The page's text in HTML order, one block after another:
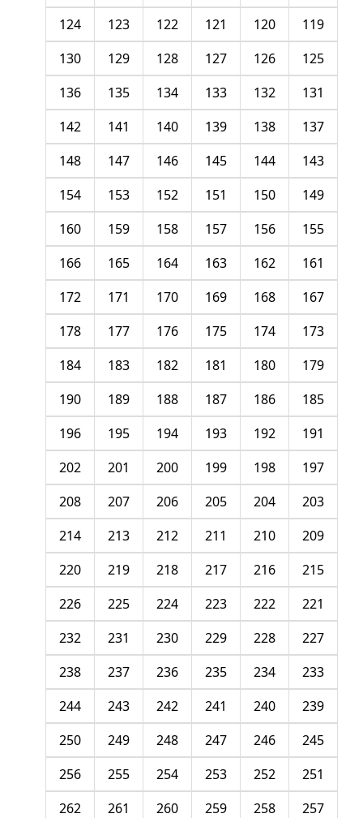
119
120
121
122
123
124
125
126
127
128
129
130
131
132
133
134
135
136
137
138
139
140
141
142
143
144
145
146
147
148
149
150
151
152
153
154
155
156
157
158
159
160
161
162
163
164
165
166
167
168
169
170
171
172
173
174
175
176
177
178
179
180
181
182
183
184
185
186
187
188
189
190
191
192
193
194
195
196
197
198
199
200
201
202
203
204
205
206
207
208
209
210
211
212
213
214
215
216
217
218
219
220
221
222
223
224
225
226
227
228
229
230
231
232
233
234
235
236
237
238
239
240
241
242
243
244
245
246
247
248
249
250
251
252
253
254
255
256
257
258
259
260
261
262